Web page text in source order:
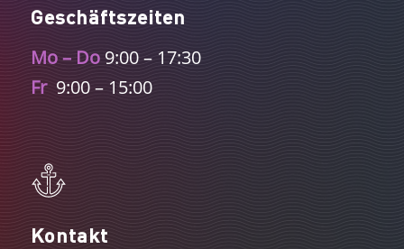
Geschäftszeiten
Mo – Do9:00 – 17:30
Fr9:00 – 15:00
Kontakt